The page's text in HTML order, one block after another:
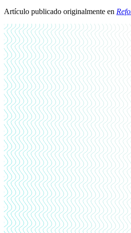
Artículo publicado originalmente en